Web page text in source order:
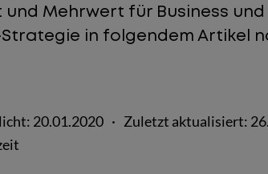
Mehrwert für Business
Strategie in folgendem Artikel
20.01.2020 · Zuletzt aktualisiert: